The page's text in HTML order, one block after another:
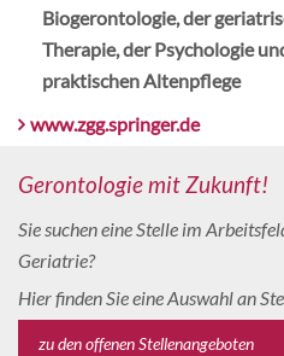
Biogerontologie, der
Therapie, der Psychologie
praktischen Altenpflege
www.zgg.springer.de
Gerontologie mit Zukunft!
Sie suchen eine Stelle im
Geriatrie?
Hier finden Sie eine Auswahl an
zu den offenen Stellenangeboten